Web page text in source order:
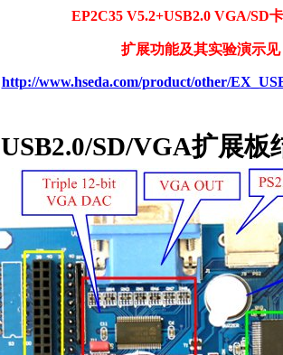
EP2C35 V5.2+USB2.0 VGA/SD
扩展功能及其实验演示见
http://www.hseda.com/product/other/
USB2.0/SD/VGA扩展板